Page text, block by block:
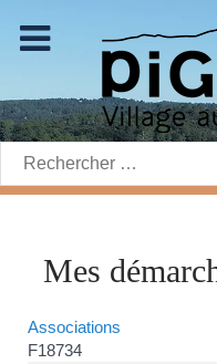
Rechercher:
Mes
Associations
F18734